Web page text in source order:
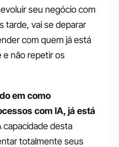
seu negócio com
tarde, vai se deparar
com quem já está
e não repetir os
em como
com IA, já está
capacidade desta
totalmente seus